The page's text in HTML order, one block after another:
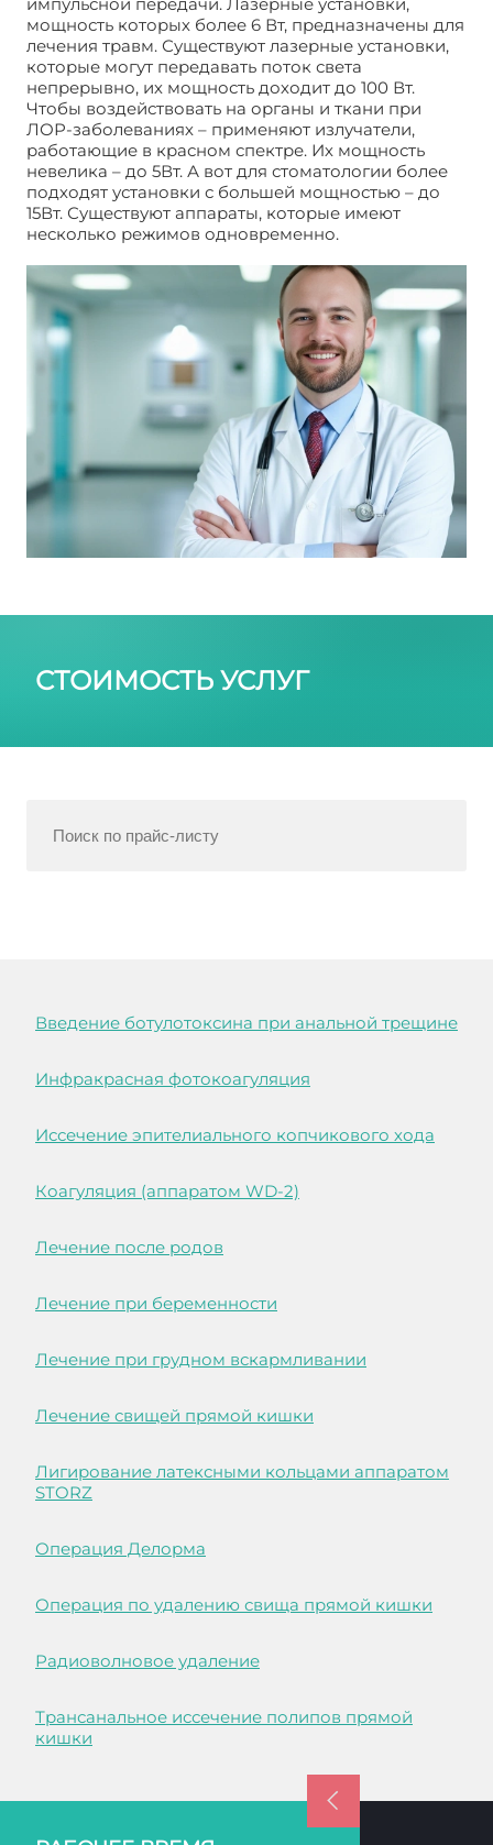
мощность которых более 6 Вт, предназначены для
лечения травм. Существуют лазерные установки,
которые могут передавать поток света
непрерывно, их мощность доходит до 100 Вт.
Чтобы воздействовать на органы и ткани при
ЛОР-заболеваниях – применяют излучатели,
работающие в красном спектре. Их мощность
невелика – до 5Вт. А вот для стоматологии более
подходят установки с большей мощностью – до
15Вт. Существуют аппараты, которые имеют
несколько режимов одновременно.
СТОИМОСТЬ УСЛУГ
Введение ботулотоксина при анальной трещине
Инфракрасная фотокоагуляция
Иссечение эпителиального копчикового хода
Коагуляция (аппаратом WD-2)
Лечение после родов
Лечение при беременности
Лечение при грудном вскармливании
Лечение свищей прямой кишки
Лигирование латексными кольцами аппаратом
STORZ
Операция Делорма
Операция по удалению свища прямой кишки
Радиоволновое удаление
Трансанальное иссечение полипов прямой
кишки